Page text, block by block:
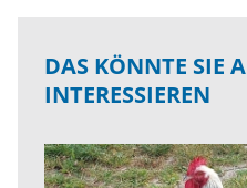
DAS KÖNNTE SIE
INTERESSIEREN